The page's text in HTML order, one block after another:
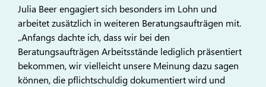
Julia Beer engagiert sich besonders im Lohn und
arbeitet zusätzlich in weiteren Beratungsaufträgen mit.
„Anfangs dachte ich, dass wir bei den
Beratungsaufträgen Arbeitsstände lediglich präsentiert
bekommen, wir vielleicht unsere Meinung dazu sagen
können, die pflichtschuldig dokumentiert wird und